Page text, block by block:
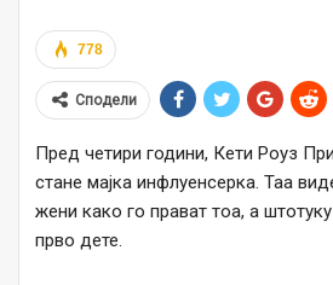
778
Сподели
Пред четири години, Кети Роуз
стане мајка инфлуенсерка. Таа
жени како го прават тоа, а
прво дете.